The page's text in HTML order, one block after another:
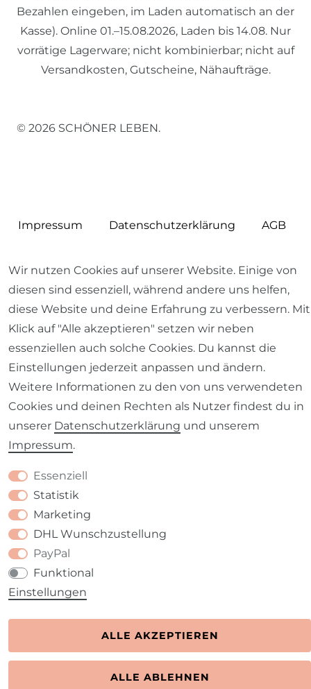
Bezahlen eingeben, im Laden automatisch an der
Kasse). Online 01.–15.08.2026, Laden bis 14.08. Nur
vorrätige Lagerware; nicht kombinierbar; nicht auf
Versandkosten, Gutscheine, Nähaufträge.
© 2026 SCHÖNER LEBEN.
Impressum Daten­schutz­erklärung AGB
Barrierefreiheitserklärung Widerrufs­recht
Wir nutzen Cookies auf unserer Website. Einige von
diesen sind essenziell, während andere uns helfen,
diese Website und deine Erfahrung zu verbessern. Mit
Klick auf "Alle akzeptieren" setzen wir neben
essenziellen auch solche Cookies. Du kannst die
Einstellungen jederzeit anpassen und ändern.
Weitere Informationen zu den von uns verwendeten
Cookies und deinen Rechten als Nutzer findest du in
unserer Daten­schutz­erklärung und unserem
Impressum.
Essenziell
Statistik
Marketing
DHL Wunschzustellung
PayPal
Funktional
Einstellungen
ALLE AKZEPTIEREN
ALLE ABLEHNEN